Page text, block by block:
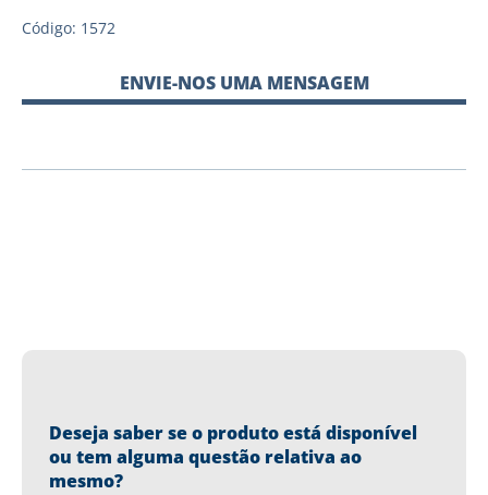
Código: 1572
ENVIE-NOS UMA MENSAGEM
Deseja saber se o produto está disponível
ou tem alguma questão relativa ao
mesmo?